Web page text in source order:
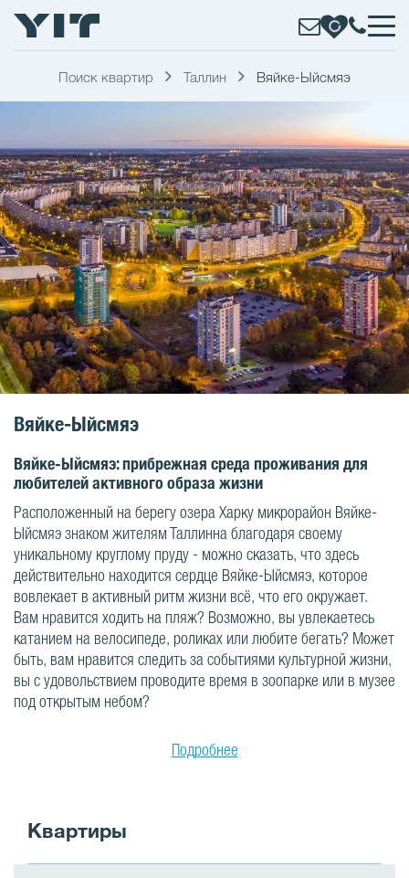
Поиск квартир Таллин Вяйке-Ыйсмяэ
Вяйке-Ыйсмяэ
Вяйке-Ыйсмяэ: прибрежная среда проживания для
любителей активного образа жизни
Расположенный на берегу озера Харку микрорайон Вяйке-
Ыйсмяэ знаком жителям Таллинна благодаря своему
уникальному круглому пруду - можно сказать, что здесь
действительно находится сердце Вяйке-Ыйсмяэ, которое
вовлекает в активный ритм жизни всё, что его окружает.
Вам нравится ходить на пляж? Возможно, вы увлекаетесь
катанием на велосипеде, роликах или любите бегать? Может
быть, вам нравится следить за событиями культурной жизни,
вы с удовольствием проводите время в зоопарке или в музее
под открытым небом?
Подробнее
Квартиры